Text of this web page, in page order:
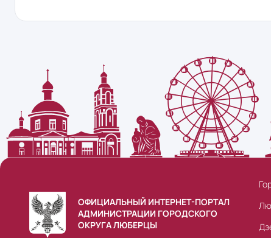
ОФИЦИАЛЬНЫЙ ИНТЕРНЕТ-ПОРТАЛ
АДМИНИСТРАЦИИ ГОРОДСКОГО
ОКРУГА ЛЮБЕРЦЫ